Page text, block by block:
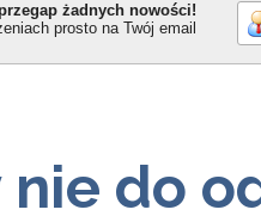
żadnych nowości!
prosto na Twój email
do